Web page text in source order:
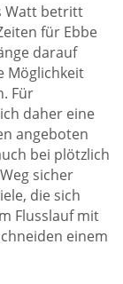
Watt betritt
für Ebbe
darauf
Möglichkeit
Für
daher eine
angeboten
bei plötzlich
sicher
die sich
Flusslauf mit
einem